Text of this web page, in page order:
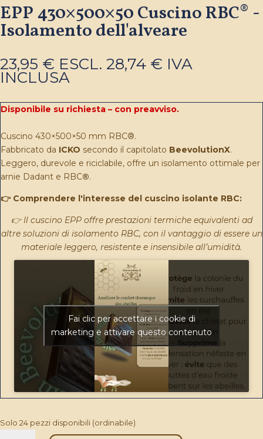
EPP 430×500×50 Cuscino RBC® -
Isolamento dell'alveare
23,95 € ESCL. 28,74 € IVA
INCLUSA
Disponibile su richiesta – con preavviso.
Cuscino 430×500×50 mm RBC®.
Fabbricato da ICKO secondo il capitolato BeevolutionX.
Leggero, durevole e riciclabile, offre un isolamento ottimale per
arnie Dadant e RBC®.
👉 Comprendere l'interesse del cuscino isolante RBC:
👉 Il cuscino EPP offre prestazioni termiche equivalenti ad
altre soluzioni di isolamento RBC, con il vantaggio di essere un
materiale leggero, resistente e insensibile all’umidità.
Fai clic per accettare i cookie di
marketing e attivare questo contenuto
Solo 24 pezzi disponibili (ordinabile)